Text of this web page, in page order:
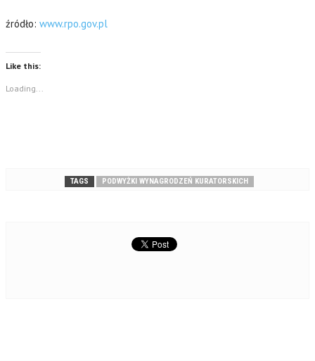
źródło: www.rpo.gov.pl
Like this:
Loading...
TAGS PODWYŻKI WYNAGRODZEŃ KURATORSKICH